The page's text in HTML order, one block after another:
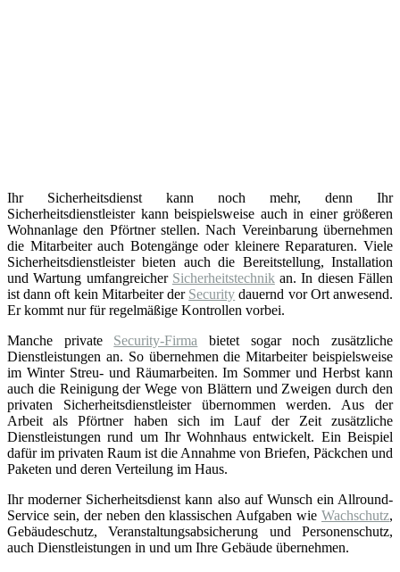
Ihr Sicherheitsdienst kann noch mehr, denn Ihr
Sicherheitsdienstleister kann beispielsweise auch in einer größeren
Wohnanlage den Pförtner stellen. Nach Vereinbarung übernehmen
die Mitarbeiter auch Botengänge oder kleinere Reparaturen. Viele
Sicherheitsdienstleister bieten auch die Bereitstellung, Installation
und Wartung umfangreicher Sicherheitstechnikan. In diesen Fällen
ist dann oft kein Mitarbeiter der Security dauernd vor Ort anwesend.
Er kommt nur für regelmäßige Kontrollen vorbei.
Manche private Security-Firma bietet sogar noch zusätzliche
Dienstleistungen an. So übernehmen die Mitarbeiter beispielsweise
im Winter Streu- und Räumarbeiten. Im Sommer und Herbst kann
auch die Reinigung der Wege von Blättern und Zweigen durch den
privaten Sicherheitsdienstleister übernommen werden. Aus der
Arbeit als Pförtner haben sich im Lauf der Zeit zusätzliche
Dienstleistungen rund um Ihr Wohnhaus entwickelt. Ein Beispiel
dafür im privaten Raum ist die Annahme von Briefen, Päckchen und
Paketen und deren Verteilung im Haus.
Ihr moderner Sicherheitsdienst kann also auf Wunsch ein Allround-
Service sein, der neben den klassischen Aufgaben wie Wachschutz,
Gebäudeschutz, Veranstaltungsabsicherung und Personenschutz,
auch Dienstleistungen in und um Ihre Gebäude übernehmen.